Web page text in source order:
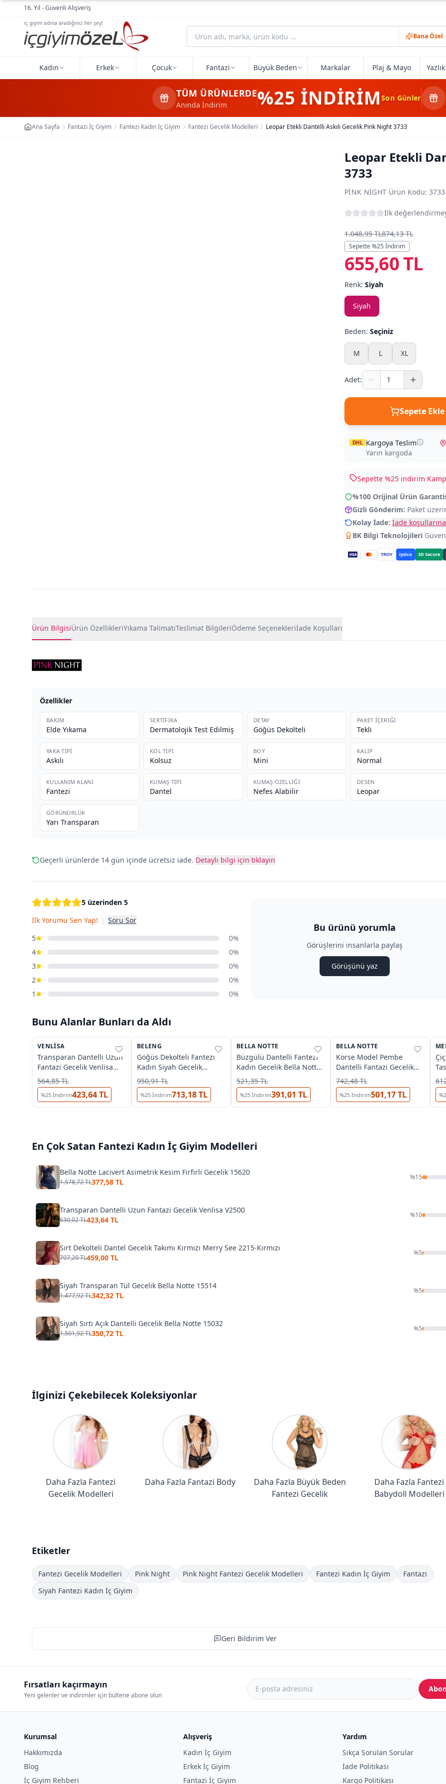
Ana içeriğe geç16. Yıl - Güvenli Alışveriş
iç giyim adına aradığınız her şey!
Bana Özel
Kadın Erkek Çocuk Fantazi Büyük Beden Markalar Plaj & Mayo
TÜM ÜRÜNLERDE
Anında İndirim %25 İNDİRİMSon Günler
Ana Sayfa Fantazi İç Giyim Fantezi Kadın İç Giyim Fantezi Gecelik Modelleri Leopar Etekli Dantelli Askılı Gecelik Pink Night 3733
Leopar Etekli
3733
PINK NIGHT·Ürün Kodu: 3733
İlk
1.048,95 TL874,13 TL
Sepette %25 İndirim
655,60 TL
Renk: Siyah
Siyah
Beden: Seçiniz
M L XL
Adet:
Sepete Ekle
DHL Kargoya Teslim
Yarın kargoda
Sepette %25 indirim
%100 Orijinal Ürün
Gizli Gönderim: Paket
Kolay İade: İade koşullarına
BK Bilgi Teknolojileri
TROY iyzico 3D Secure
Ürün BilgisiÜrün ÖzellikleriYıkama TalimatıTeslimat BilgileriÖdeme Seçenekleriİade Koşulları
Özellikler
BAKIM
Elde Yıkama
SERTIFIKA
Dermatolojik Test Edilmiş
DETAY
Göğüs Dekolteli
PAKET İÇERIĞI
Tekli
YAKA TIPI
Askılı
KOL TIPI
Kolsuz
BOY
Mini
KALIP
Normal
KULLANIM ALANI
Fantezi
KUMAŞ TIPI
Dantel
KUMAŞ ÖZELLIĞI
Nefes Alabilir
DESEN
Leopar
GÖRÜNÜRLÜK
Yarı Transparan
Geçerli ürünlerde 14 gün içinde ücretsiz iade. Detaylı bilgi için tıklayın
5 üzerinden 5
İlk Yorumu Sen Yap! | Soru Sor
5
0%
4
0%
3
0%
2
0%
1
0%
Bu ürünü yorumla
Görüşlerini insanlarla paylaş
Görüşünü yaz
Bunu Alanlar Bunları da Aldı
%33
VENLISA
Transparan Dantelli Uzun
Fantazi Gecelik Venlisa
V2500
564,85 TL
%25 İndirim423,64 TL
%38
BELENG
Göğüs Dekolteli Fantezi
Kadın Siyah Gecelik
Beleng 6091
950,91 TL
%25 İndirim713,18 TL
%76
BELLA NOTTE
Büzgülü Dantelli Fantezi
Kadın Gecelik Bella Notte
15933
521,35 TL
%25 İndirim391,01 TL
%77
BELLA NOTTE
Korse Model Pembe
Dantelli Fantazi Gecelik
Bella Notte 15779
742,48 TL
%25 İndirim501,17 TL
%
%
En Çok Satan Fantezi Kadın İç Giyim Modelleri
Bella Notte Lacivert Asimetrik Kesim Fırfırlı Gecelik 15620
1.578,72 TL377,58 TL
%15
Transparan Dantelli Uzun Fantazi Gecelik Venlisa V2500
630,02 TL423,64 TL
%10
Sırt Dekolteli Dantel Gecelik Takımı Kırmızı Merry See 2215-Kırmızı
707,20 TL459,00 TL
%5
Siyah Transparan Tül Gecelik Bella Notte 15514
1.477,92 TL342,32 TL
%5
Siyah Sırtı Açık Dantelli Gecelik Bella Notte 15032
1.501,92 TL350,72 TL
%5
İlginizi Çekebilecek Koleksiyonlar
Daha Fazla Fantezi
Gecelik Modelleri
Daha Fazla Fantazi Body
Daha Fazla Büyük Beden
Fantezi Gecelik
Daha Fazla Fantezi
Babydoll Modelleri
Etiketler
Fantezi Gecelik Modelleri Pink Night Pink Night Fantezi Gecelik Modelleri Fantezi Kadın İç Giyim
Fantazi
Siyah Fantezi Kadın İç Giyim
Geri Bildirim Ver
Fırsatları kaçırmayın
Yeni gelenler ve indirimler için bültene abone olun
Kurumsal
Hakkımızda
Blog
İç Giyim Rehberi
Alışveriş
Kadın İç Giyim
Erkek İç Giyim
Fantazi İç Giyim
Yardım
Sıkça Sorulan Sorular
İade Politikası
Kargo Politikası